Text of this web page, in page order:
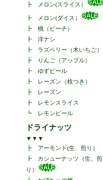
┣ メロン(スライス）
┣
メロン(ダイス）
┣ 桃（ピーチ）
┣ 洋ナシ
┣
ラズベリー（木いちご）
┣
りんご（アップル）
┣ ゆずピール
┣
レーズン（枝つき）
┣
レーズン
┣
レモンスライス
┗
レモンピール
ドライナッツ
▼▼▼
┣
アーモンド(生、煎り）
┣
カシューナッツ（生、煎
り）